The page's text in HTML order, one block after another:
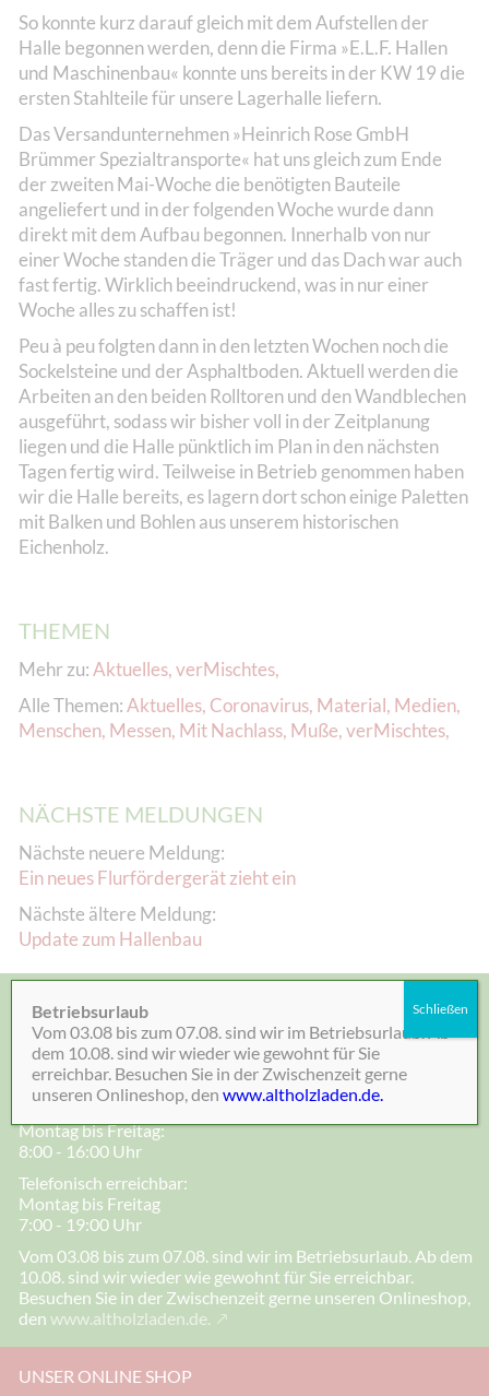
So konnte kurz darauf gleich mit dem Aufstellen der
Halle begonnen werden, denn die Firma »E.L.F. Hallen
und Maschinenbau« konnte uns bereits in der KW 19 die
ersten Stahlteile für unsere Lagerhalle liefern.
Das Versandunternehmen »Heinrich Rose GmbH
Brümmer Spezialtransporte« hat uns gleich zum Ende
der zweiten Mai-Woche die benötigten Bauteile
angeliefert und in der folgenden Woche wurde dann
direkt mit dem Aufbau begonnen. Innerhalb von nur
einer Woche standen die Träger und das Dach war auch
fast fertig. Wirklich beeindruckend, was in nur einer
Woche alles zu schaffen ist!
Peu à peu folgten dann in den letzten Wochen noch die
Sockelsteine und der Asphaltboden. Aktuell werden die
Arbeiten an den beiden Rolltoren und den Wandblechen
ausgeführt, sodass wir bisher voll in der Zeitplanung
liegen und die Halle pünktlich im Plan in den nächsten
Tagen fertig wird. Teilweise in Betrieb genommen haben
wir die Halle bereits, es lagern dort schon einige Paletten
mit Balken und Bohlen aus unserem historischen
Eichenholz.
THEMEN
Mehr zu:Aktuelles,verMischtes,
Alle Themen:Aktuelles, Coronavirus, Material, Medien,
Menschen, Messen, Mit Nachlass, Muße,verMischtes,
NÄCHSTE MELDUNGEN
Nächste neuere Meldung:
Ein neues Flurfördergerät zieht ein
Nächste ältere Meldung:
Update zum Hallenbau
KONTAKT
05532-1320
post@knapp-online.de
Montag bis Freitag:
8:00 - 16:00 Uhr
Telefonisch erreichbar:
Montag bis Freitag
7:00 - 19:00 Uhr
Vom 03.08 bis zum 07.08. sind wir im Betriebsurlaub. Ab dem
10.08. sind wir wieder wie gewohnt für Sie erreichbar.
Besuchen Sie in der Zwischenzeit gerne unseren Onlineshop,
den www.altholzladen.de.
UNSER ONLINE SHOP
Betriebsurlaub
Vom 03.08 bis zum 07.08. sind wir im Betriebsurlaub. Ab
dem 10.08. sind wir wieder wie gewohnt für Sie
erreichbar. Besuchen Sie in der Zwischenzeit gerne
unseren Onlineshop, denwww.altholzladen.de.
Schließen